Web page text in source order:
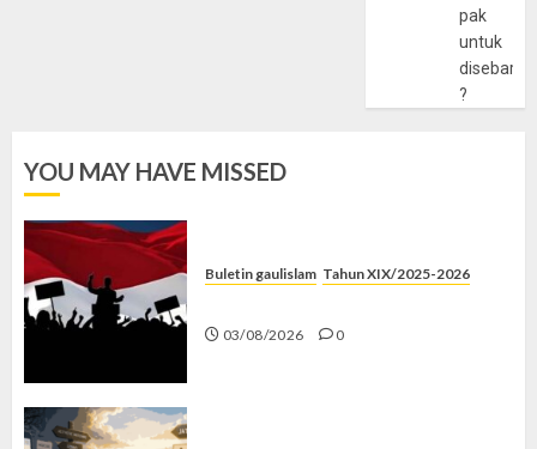
pak
untuk
?
YOU MAY HAVE MISSED
Buletin gaulislam Tahun XIX/2025-2026
03/08/2026 0